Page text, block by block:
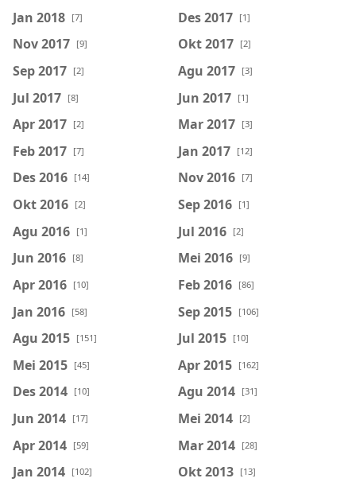
Jan 2018 [7] Des 2017 [1]
Nov 2017 [9] Okt 2017 [2]
Sep 2017 [2] Agu 2017 [3]
Jul 2017 [8] Jun 2017 [1]
Apr 2017 [2] Mar 2017 [3]
Feb 2017 [7] Jan 2017 [12]
Des 2016 [14] Nov 2016 [7]
Okt 2016 [2] Sep 2016 [1]
Agu 2016 [1] Jul 2016 [2]
Jun 2016 [8] Mei 2016 [9]
Apr 2016 [10] Feb 2016 [86]
Jan 2016 [58] Sep 2015 [106]
Agu 2015 [151] Jul 2015 [10]
Mei 2015 [45] Apr 2015 [162]
Des 2014 [10] Agu 2014 [31]
Jun 2014 [17] Mei 2014 [2]
Apr 2014 [59] Mar 2014 [28]
Jan 2014 [102] Okt 2013 [13]